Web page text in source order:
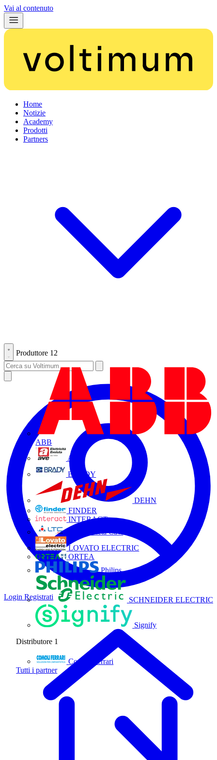
Vai al contenuto
Home
Notizie
Academy
Prodotti
Partners
Produttore 12
ABB
AVE
BRADY
DEHN
FINDER
INTERACT
La Triveneta Cavi
LOVATO ELECTRIC
ORTEA
Philips
SCHNEIDER ELECTRIC
Signify
Distributore 1
Comoli Ferrari
Tutti i partner
Login Registrati